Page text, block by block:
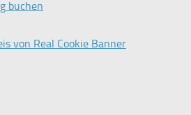
buchen
von Real Cookie Banner